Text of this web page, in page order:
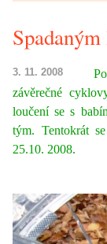
3. 11. 2008
závěrečné
loučení se s
tým. Tentokrát
25.10. 2008.